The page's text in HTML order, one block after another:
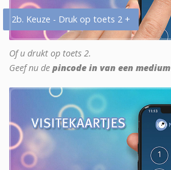
2b. Keuze - Druk op toets 2 +
Of u drukt op toets 2.
Geef nu de pincode in van een medium